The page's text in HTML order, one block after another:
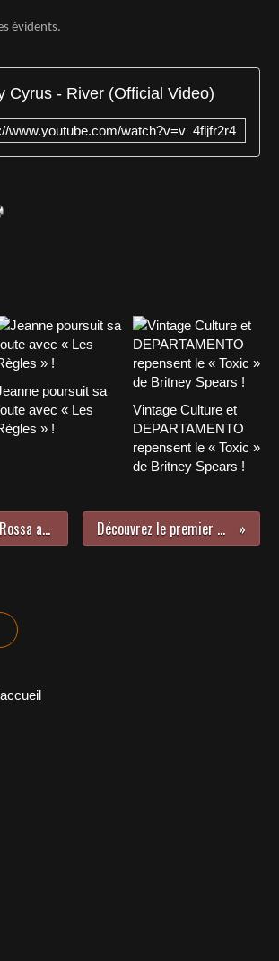
évidents.
Cyrus - River (Official Video)
www.youtube.com/watch?v=v_4fljfr2r4
poursuit sa
avec « Les
» !
Vintage Culture et
DEPARTAMENTO
repensent le « Toxic »
de Britney Spears !
Rencontre avec Solomon Pico au Studio Luna Rossa afin d’en apprendre plus sur « Undercover » ! Découvrez le premier album de Mimi Webb !